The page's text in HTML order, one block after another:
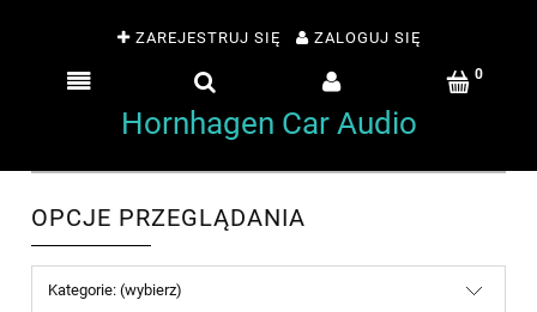
ZAREJESTRUJ SIĘ ZALOGUJ SIĘ
Hornhagen Car Audio
OPCJE PRZEGLĄDANIA
Kategorie: (wybierz)